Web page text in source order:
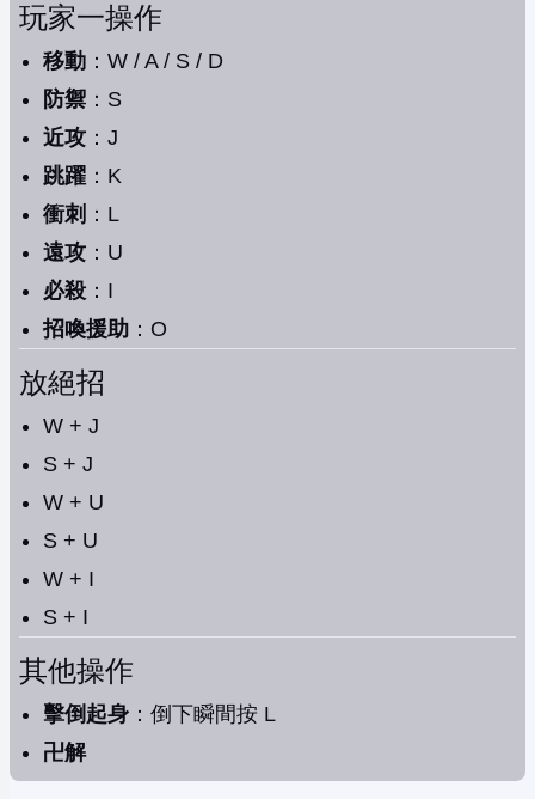
玩家一操作
移動 ：W / A / S / D
防禦 ：S
近攻 ：J
跳躍 ：K
衝刺 ：L
遠攻 ：U
必殺 ：I
招喚援助 ：O
放絕招
W + J
S + J
W + U
S + U
W + I
S + I
其他操作
擊倒起身 ：倒下瞬間按 L
卍解